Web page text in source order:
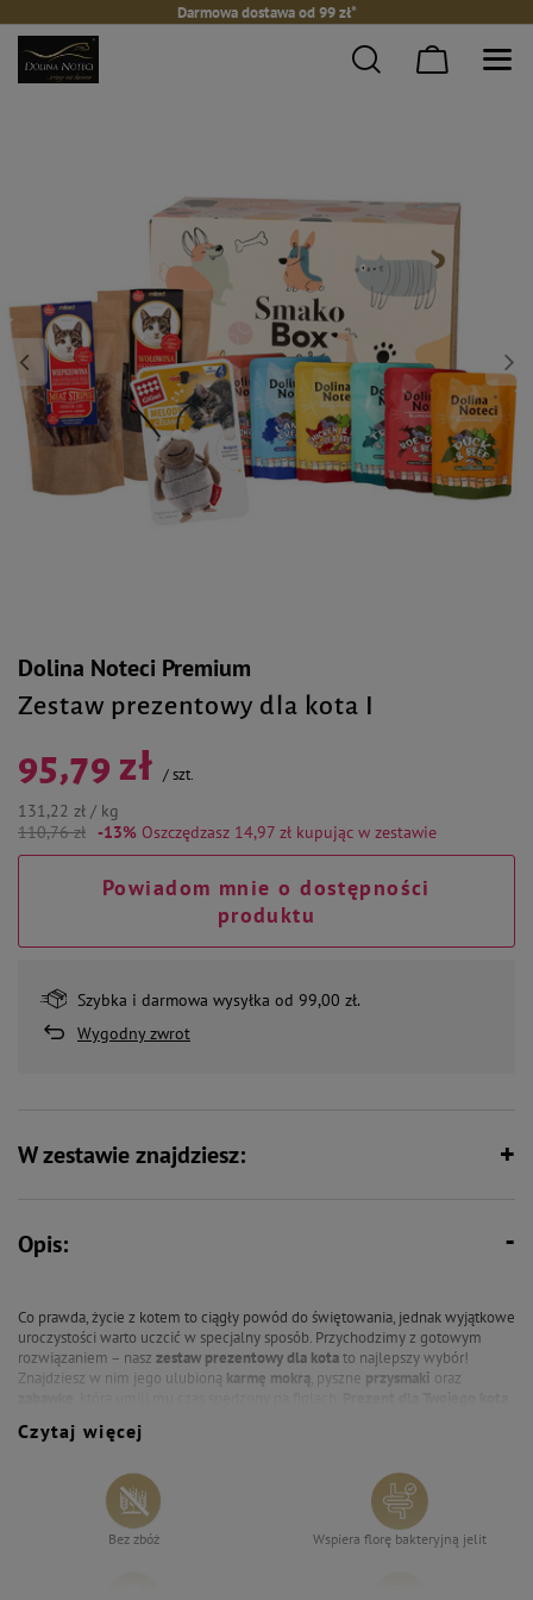
Darmowa dostawa od 99 zł*
Dolina Noteci Premium
Zestaw prezentowy dla kota I
95,79 zł /szt.
131,22 zł / kg
110,76 zł -13% Oszczędzasz 14,97 zł kupując w zestawie
Powiadom mnie o dostępności
produktu
Szybka i darmowa wysyłka od 99,00 zł.
Wygodny zwrot
W zestawie znajdziesz:
Opis:
Co prawda, życie z kotem to ciągły powód do świętowania, jednak wyjątkowe
uroczystości warto uczcić w specjalny sposób. Przychodzimy z gotowym
rozwiązaniem – nasz zestaw prezentowy dla kotato najlepszy wybór!
Znajdziesz w nim jego ulubioną karmę mokrą, pyszne przysmaki oraz
ulubionych kocich zabaw. Co jeszcze znajduje się w naszym specjalnym
1. Mokra karma dla kota Dolina Noteci Superfood jagnięcina i cielęcina
Czytaj więcej
Bez zbóż Wspiera florę bakteryjną jelit